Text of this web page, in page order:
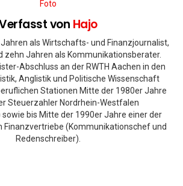
von Hajo
als Wirtschafts- und Finanzjournalist,
zehn Jahren als Kommunikationsberater.
Abschluss an der RWTH Aachen in den
Anglistik und Politische Wissenschaft
Stationen Mitte der 1980er Jahre
Steuerzahler Nordrhein-Westfalen
bis Mitte der 1990er Jahre einer der
Finanzvertriebe (Kommunikationschef und
Redenschreiber).